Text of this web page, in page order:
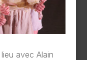
avec Alain